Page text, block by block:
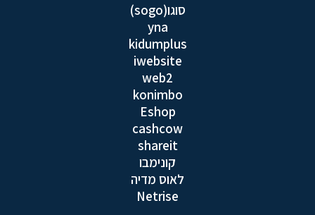
סוגו(sogo)
yna
kidumplus
iwebsite
web2
konimbo
Eshop
cashcow
shareit
קונימבו
לאוס מדיה
Netrise